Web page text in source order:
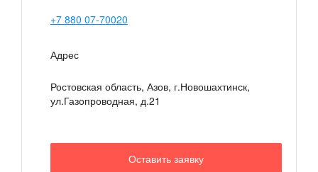
+7 880 07-70020
Адрес
Ростовская область, Азов, г.Новошахтинск,
ул.Газопроводная, д.21
Оставить заявку